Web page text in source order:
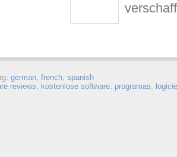
german, french, spanish
reviews, kostenlose software, programas,